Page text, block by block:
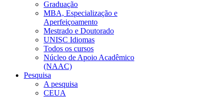
Graduação
MBA, Especialização e
Aperfeiçoamento
Mestrado e Doutorado
UNISC Idiomas
Todos os cursos
Núcleo de Apoio Acadêmico
(NAAC)
Pesquisa
A pesquisa
CEUA